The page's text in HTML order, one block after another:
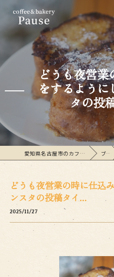
どうも夜営業
をするように
タの投
愛知県名古屋市のカフェならcoffee&bakeryPause ブログ
どうも夜営業の時に仕込
ンスタの投稿タイ...
2025/11/27